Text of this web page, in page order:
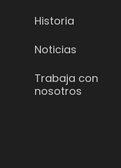
Historia
Noticias
Trabaja con
nosotros